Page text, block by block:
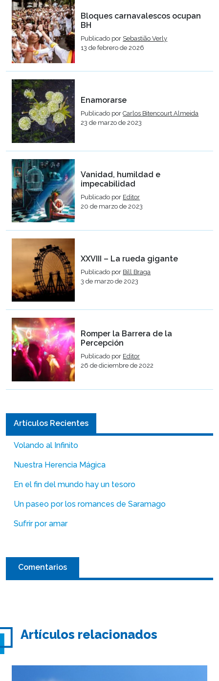
Bloques carnavalescos ocupan
BH
Publicado por Sebastião Verly
13 de febrero de 2026
Enamorarse
Publicado porCarlos Bitencourt Almeida
23 de marzo de 2023
Vanidad, humildad e
impecabilidad
Publicado por Editor
20 de marzo de 2023
XXVIII – La rueda gigante
Publicado por Bill Braga
3 de marzo de 2023
Romper la Barrera de la
Percepción
Publicado por Editor
26 de diciembre de 2022
Artículos Recientes
Volando al Infinito
Nuestra Herencia Mágica
En el fin del mundo hay un tesoro
Un paseo por los romances de Saramago
Sufrir por amar
Comentarios
Artículos relacionados